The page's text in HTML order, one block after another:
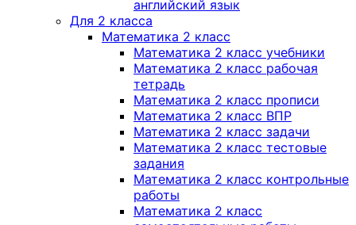
английский язык
Для 2 класса
Математика 2 класс
Математика 2 класс учебники
Математика 2 класс рабочая
тетрадь
Математика 2 класс прописи
Математика 2 класс ВПР
Математика 2 класс задачи
Математика 2 класс тестовые
задания
Математика 2 класс контрольные
работы
Математика 2 класс